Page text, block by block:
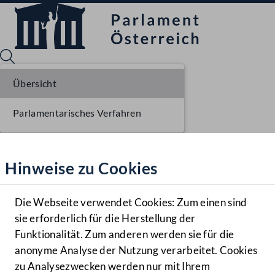
Hilfe
Benutzer
Navigationsmenü öffnen
MENÜ
Hinweise zu Cookies
Die Webseite verwendet Cookies: Zum einen sind
sie erforderlich für die Herstellung der
Funktionalität. Zum anderen werden sie für die
anonyme Analyse der Nutzung verarbeitet. Cookies
zu Analysezwecken werden nur mit Ihrem
Übersicht
Parlamentarisches Verfahren